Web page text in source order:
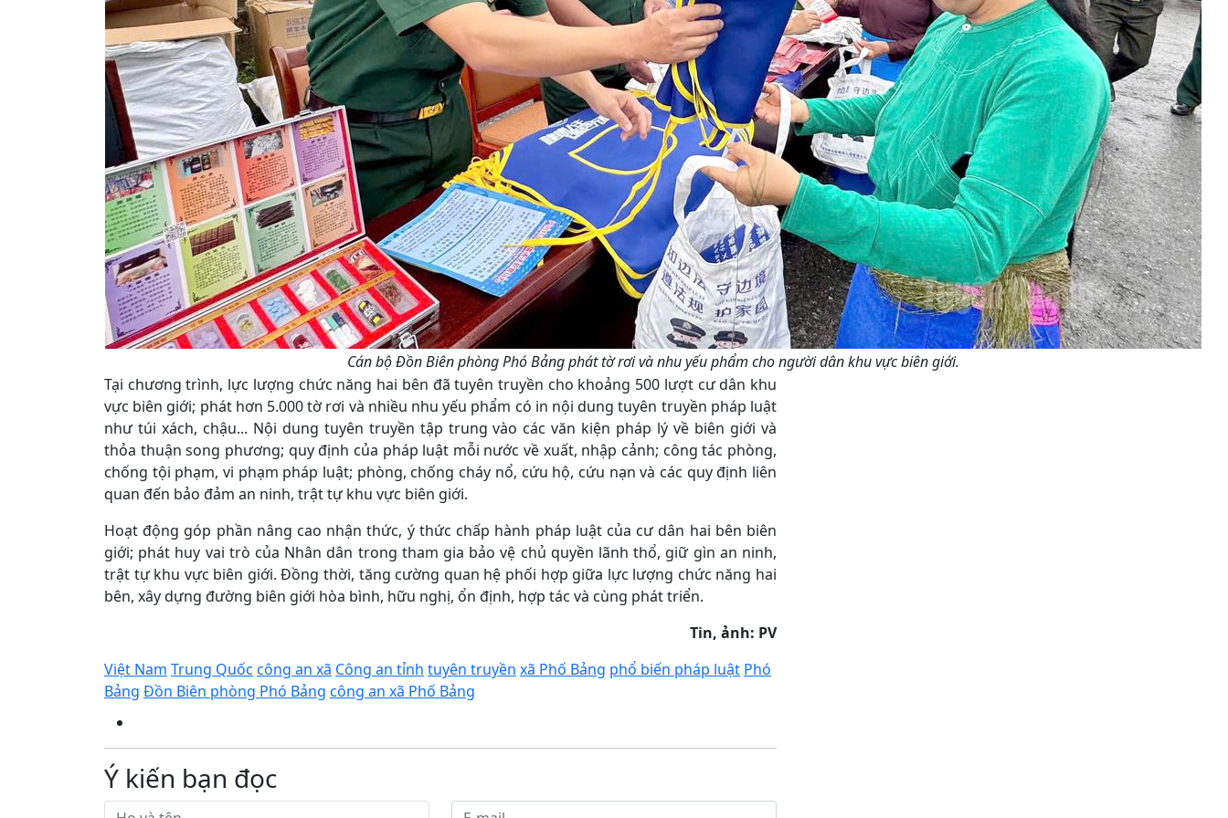
Cán bộ Đồn Biên phòng Phó Bảng phát tờ rơi và nhu yếu phẩm cho người dân khu vực biên giới.
Tại chương trình, lực lượng chức năng hai bên đã tuyên truyền cho khoảng 500 lượt cư dân khu
vực biên giới; phát hơn 5.000 tờ rơi và nhiều nhu yếu phẩm có in nội dung tuyên truyền pháp luật
như túi xách, chậu... Nội dung tuyên truyền tập trung vào các văn kiện pháp lý về biên giới và
thỏa thuận song phương; quy định của pháp luật mỗi nước về xuất, nhập cảnh; công tác phòng,
chống tội phạm, vi phạm pháp luật; phòng, chống cháy nổ, cứu hộ, cứu nạn và các quy định liên
quan đến bảo đảm an ninh, trật tự khu vực biên giới.
Hoạt động góp phần nâng cao nhận thức, ý thức chấp hành pháp luật của cư dân hai bên biên
giới; phát huy vai trò của Nhân dân trong tham gia bảo vệ chủ quyền lãnh thổ, giữ gìn an ninh,
trật tự khu vực biên giới. Đồng thời, tăng cường quan hệ phối hợp giữa lực lượng chức năng hai
bên, xây dựng đường biên giới hòa bình, hữu nghị, ổn định, hợp tác và cùng phát triển.
Tin, ảnh: PV
Việt Nam Trung Quốc công an xã Công an tỉnh tuyên truyền xã Phố Bảng phổ biến pháp luật Phó
Bảng Đồn Biên phòng Phó Bảng công an xã Phố Bảng
Ý kiến bạn đọc